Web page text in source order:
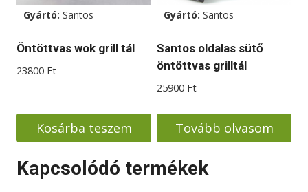
Gyártó: Santos
Öntöttvas wok grill tál
23800 Ft
Kosárba teszem
Gyártó: Santos
Santos oldalas sütő
öntöttvas grilltál
25900 Ft
Tovább olvasom
Kapcsolódó termékek